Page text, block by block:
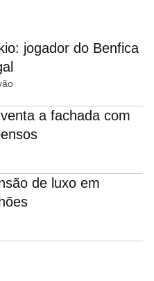
jogador do Benfica
a fachada com
de luxo em